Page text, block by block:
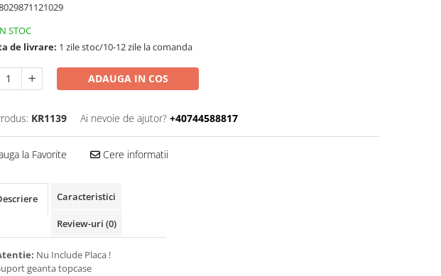
STOC
de livrare: 1 zile stoc/10-12 zile la comanda
ADAUGA IN COS
KR1139 Ai nevoie de ajutor? +40744588817
la Favorite Cere informatii
Caracteristici
Review-uri (0)
Nu Include Placa !
geanta topcase